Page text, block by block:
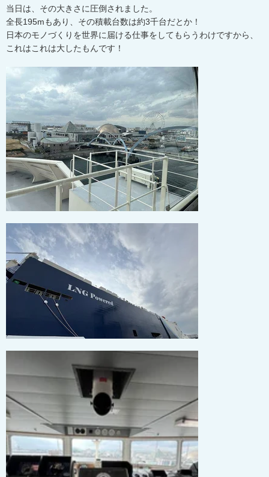
当日は、その大きさに圧倒されました。
全長195mもあり、その積載台数は約3千台だとか！
日本のモノづくりを世界に届ける仕事をしてもらうわけですから、
これはこれは大したもんです！